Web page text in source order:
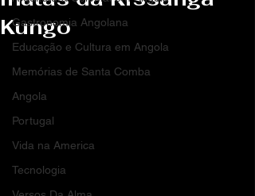
Gastronomia Angolana
Educação e Cultura em Angola
Memórias de Santa Comba
Angola
Portugal
Vida na America
Tecnologia
Kungo